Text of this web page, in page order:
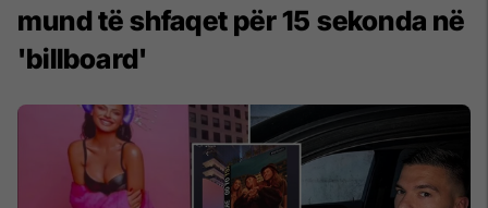
mund të shfaqet për 15 sekonda në
'billboard'